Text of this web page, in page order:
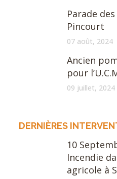
Parade
Pincourt
07 août, 2024
Ancien
pour
09 juillet, 2024
DERNIÈRES
10
Incendie
agricole à